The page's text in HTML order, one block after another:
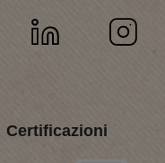
Certificazioni